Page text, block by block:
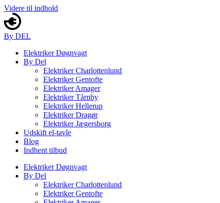
Videre til indhold
By DEL
Elektriker Døgnvagt
By Del
Elektriker Charlottenlund
Elektriker Gentofte
Elektriker Amager
Elektriker Tårnby
Elektriker Hellerup
Elektriker Dragør
Elektriker Jægersborg
Udskift el-tavle
Blog
Indhent tilbud
Elektriker Døgnvagt
By Del
Elektriker Charlottenlund
Elektriker Gentofte